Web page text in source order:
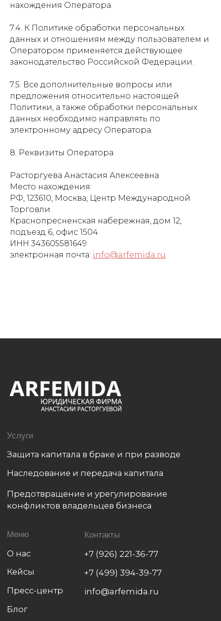
нахождения Оператора.
7.4. К Политике обработки персональных
данных и отношениям между пользователем и
Оператором применяется действующее
законодательство Российской Федерации.
7.5. Все дополнительные вопросы или
предложения относительно настоящей
Политики, а также обработки персональных
данных необходимо направлять по
электронному адресу Оператора.
8. Реквизиты Оператора
Расторгуева Анастасия Алексеевна
Место нахождения:
РФ, 123610, Москва, Центр Международной
Торговли
Краснопресненская набережная, дом 12,
подъезд 6, офис 1504
ИНН 343605581649
электронная почта: info@arfemida.ru